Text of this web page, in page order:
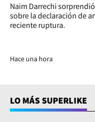
Naim Darrechi
sobre la declaración de
reciente ruptura.
Hace una hora
LO MÁS SUPERLIKE